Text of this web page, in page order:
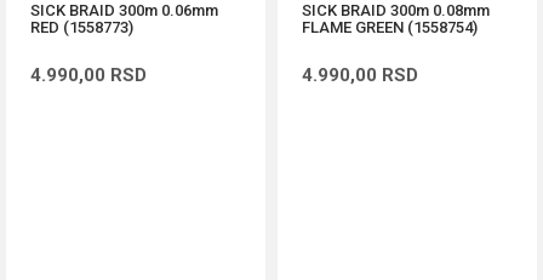
SICK BRAID 300m 0.06mm
RED (1558773)
4.990,00 RSD
SICK BRAID 300m 0.08mm
FLAME GREEN (1558754)
4.990,00 RSD